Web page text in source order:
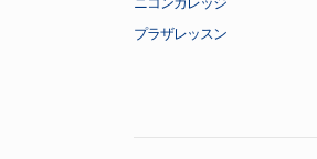
プラザレッスン